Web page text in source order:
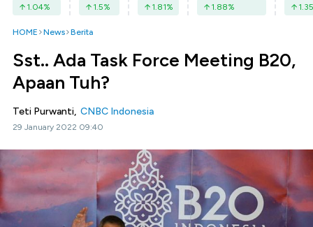
1.04% 1.5% 1.81% 1.88% 1.35
HOME News Berita
Sst.. Ada Task Force Meeting B20,
Apaan Tuh?
Teti Purwanti, CNBC Indonesia
29 January 2022 09:40